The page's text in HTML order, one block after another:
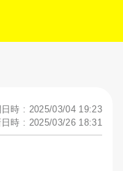
日時 : 2025/03/04 19:23
日時 : 2025/03/26 18:31